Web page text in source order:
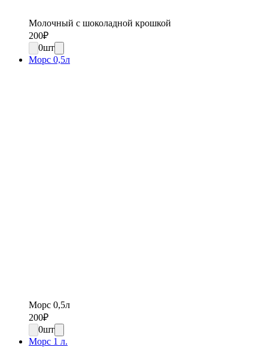
Молочный с шоколадной крошкой
200₽
0шт
Морс 0,5л
Морс 0,5л
200₽
0шт
Морс 1 л.